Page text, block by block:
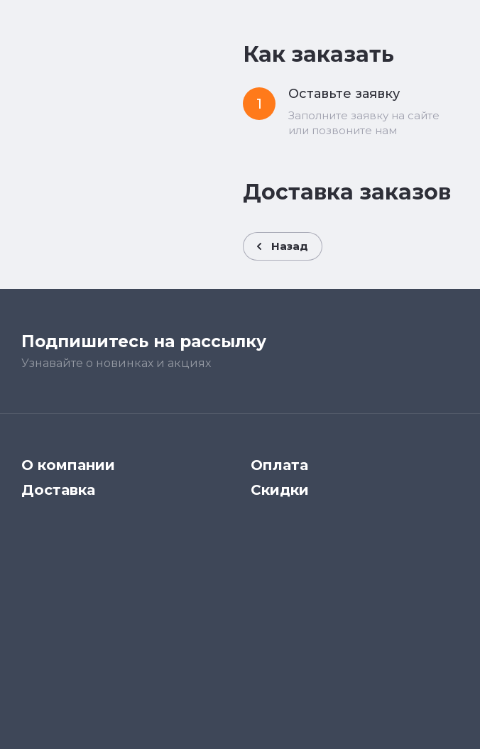
Как заказать
1
Оставьте заявку
Заполните заявку на сайте
или позвоните нам
Доставка заказов
Назад
Подпишитесь на рассылку
Узнавайте о новинках и акциях
О компании Оплата
Доставка
Скидки